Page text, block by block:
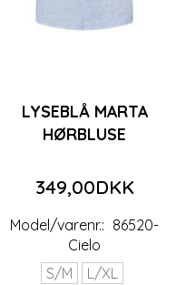
LYSEBLÅ MARTA
HØRBLUSE
349,00DKK
Model/varenr.: 86520-
Cielo
S/M
L/XL